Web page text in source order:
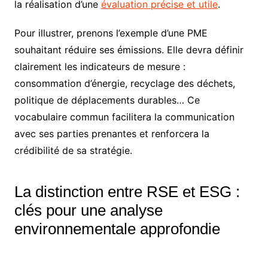
la réalisation d’une évaluation précise et utile.
Pour illustrer, prenons l’exemple d’une PME
souhaitant réduire ses émissions. Elle devra définir
clairement les indicateurs de mesure :
consommation d’énergie, recyclage des déchets,
politique de déplacements durables… Ce
vocabulaire commun facilitera la communication
avec ses parties prenantes et renforcera la
crédibilité de sa stratégie.
La distinction entre RSE et ESG :
clés pour une analyse
environnementale approfondie